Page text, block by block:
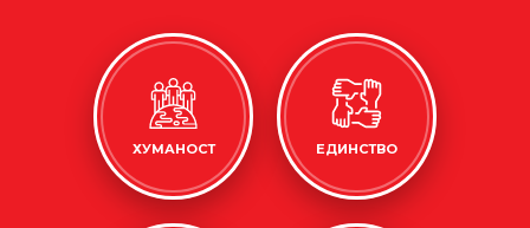
ХУМАНОСТ ЕДИНСТВО